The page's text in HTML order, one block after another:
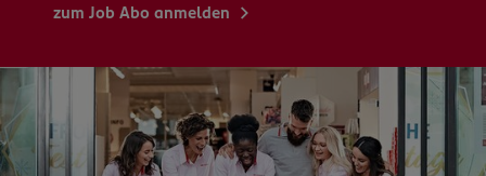
zum Job Abo anmelden